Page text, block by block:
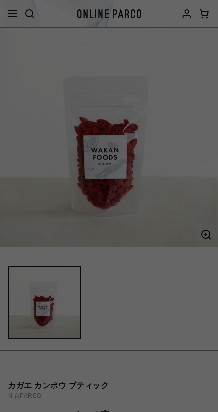
カガエ カンポウ ブティック
仙台PARCO